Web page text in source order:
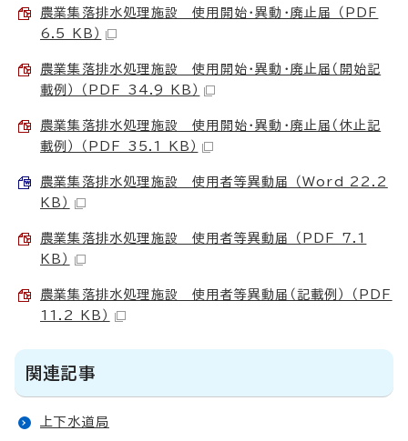
農業集落排水処理施設＿使用開始・異動・廃止届 （PDF
6.5 KB）
農業集落排水処理施設＿使用開始・異動・廃止届（開始記
載例） （PDF 34.9 KB）
農業集落排水処理施設＿使用開始・異動・廃止届（休止記
載例） （PDF 35.1 KB）
農業集落排水処理施設 使用者等異動届 （Word 22.2
KB）
農業集落排水処理施設＿使用者等異動届 （PDF 7.1
KB）
農業集落排水処理施設＿使用者等異動届（記載例） （PDF
11.2 KB）
関連記事
上下水道局